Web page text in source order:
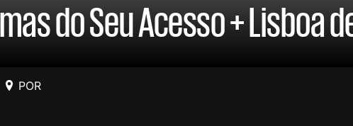
do Seu Acesso + Lisboa
POR